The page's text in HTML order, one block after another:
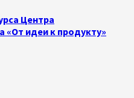
Центра
«От идеи к продукту»